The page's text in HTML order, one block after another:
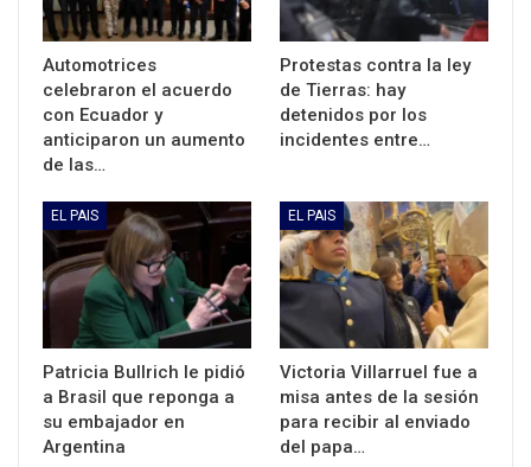
Automotrices
celebraron el acuerdo
con Ecuador y
anticiparon un aumento
de las…
Protestas contra la ley
de Tierras: hay
detenidos por los
incidentes entre…
EL PAIS
Patricia Bullrich le pidió
a Brasil que reponga a
su embajador en
Argentina
EL PAIS
Victoria Villarruel fue a
misa antes de la sesión
para recibir al enviado
del papa…